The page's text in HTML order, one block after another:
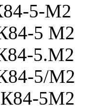
5-М2
5 М2
5.М2
5/М2
5М2